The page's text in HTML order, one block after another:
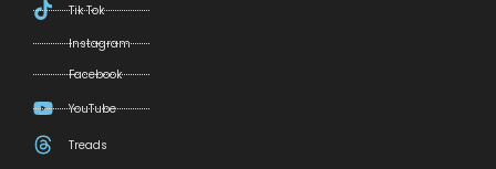
Tik Tok
Instagram
Facebook
YouTube
Treads